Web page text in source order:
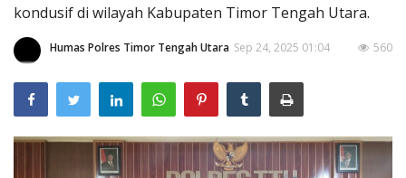
kondusif di wilayah Kabupaten Timor Tengah Utara.
Humas Polres Timor Tengah Utara Sep 24, 2025 01:04 560